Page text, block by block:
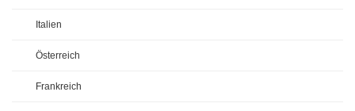
Italien
Österreich
Frankreich